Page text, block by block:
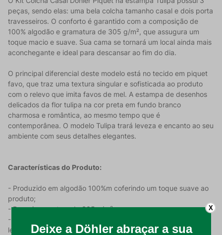
peças, sendo elas: uma bela colcha tamanho casal e dois porta
travesseiros. O conforto é garantido com a composição de
100% algodão e gramatura de 305 g/m², que assugura um
toque macio e suave. Sua cama se tornará um local ainda mais
aconchegante e ideal para descansar ao fim do dia.
O principal diferencial deste modelo está no tecido em piquet
favo, que traz uma textura singular e sofisticada ao produto
com o relevo que imita favos de mel. A estampa de desenhos
delicados da flor tulipa na cor preta em fundo branco
charmosa e romântica, ao mesmo tempo que é
contemporânea. O modelo Tulipa trará leveza e encanto ao seu
ambiente com seus detalhes elegantes.
Características do Produto:
- Produzido em algodão 100%m coferindo um toque suave ao
produto;
- Possui gramatura de 305 g/m²;
- Apresenta estampa moderna e tecido em piquet favo,
levando elegância ao seu ambiente;
X